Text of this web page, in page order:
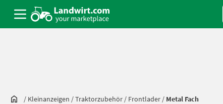
/ Kleinanzeigen /Traktorzubehör / Frontlader / Metal Fach